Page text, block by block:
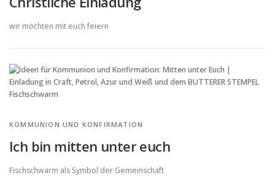
wir möchten mit euch feiern
KOMMUNION UND KONFIRMATION
Ich bin mitten unter euch
Fischschwarm als Symbol der Gemeinschaft